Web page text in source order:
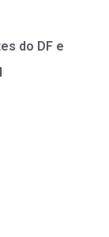
do DF e